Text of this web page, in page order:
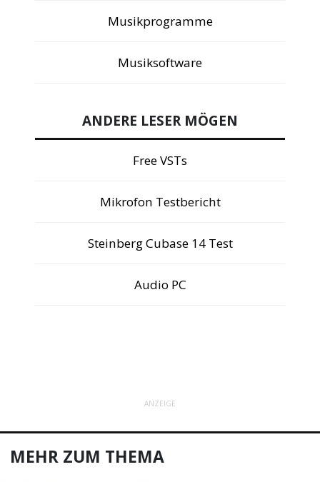
Musikprogramme
Musiksoftware
ANDERE LESER MÖGEN
Free VSTs
Mikrofon Testbericht
Steinberg Cubase 14 Test
Audio PC
ANZEIGE
MEHR ZUM THEMA